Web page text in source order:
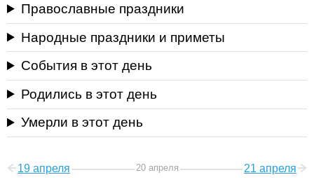
Православные праздники
Народные праздники и приметы
События в этот день
Родились в этот день
Умерли в этот день
19 апреля 20 апреля 21 апреля